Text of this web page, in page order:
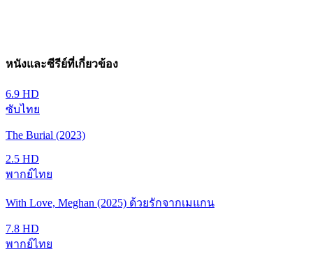
หนังและซีรีย์ที่เกี่ยวข้อง
6.9 HD
ซับไทย
The Burial (2023)
2.5 HD
พากย์ไทย
With Love, Meghan (2025) ด้วยรักจากเมแกน
7.8 HD
พากย์ไทย